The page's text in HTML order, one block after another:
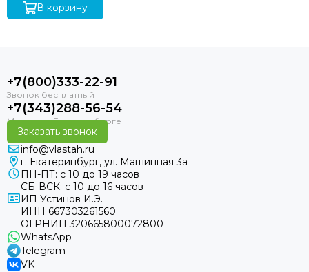
В корзину
+7(800)333-22-91
+7(343)288-56-54
Заказать звонок
info@vlastah.ru
г. Екатеринбург, ул. Машинная 3а
ПН-ПТ: с 10 до 19 часов
СБ-ВСК: с 10 до 16 часов
ИП Устинов И.Э.
ИНН 667303261560
ОГРНИП 320665800072800
WhatsApp
Telegram
VK